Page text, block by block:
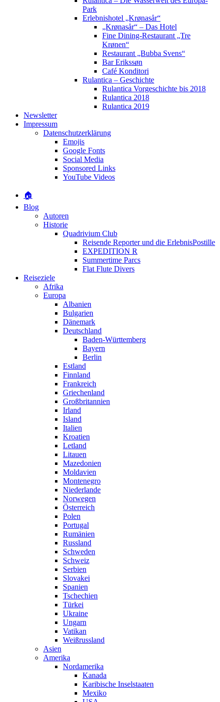
Park
Erlebnishotel „Krønasår“
„Krønasår“ – Das Hotel
Fine Dining-Restaurant „Tre
Krønen“
Restaurant „Bubba Svens“
Bar Erikssøn
Café Konditori
Rulantica – Geschichte
Rulantica Vorgeschichte bis 2018
Rulantica 2018
Rulantica 2019
Newsletter
Impressum
Datenschutzerklärung
Emojis
Google Fonts
Social Media
Sponsored Links
YouTube Videos
🏠
Blog
Autoren
Historie
Quadrivium Club
Reisende Reporter und die ErlebnisPostille
EXPEDITION R
Summertime Parcs
Flat Flute Divers
Reiseziele
Afrika
Europa
Albanien
Bulgarien
Dänemark
Deutschland
Baden-Württemberg
Bayern
Berlin
Estland
Finnland
Frankreich
Griechenland
Großbritannien
Irland
Island
Italien
Kroatien
Letland
Litauen
Mazedonien
Moldavien
Montenegro
Niederlande
Norwegen
Österreich
Polen
Portugal
Rumänien
Russland
Schweden
Schweiz
Serbien
Slovakei
Spanien
Tschechien
Türkei
Ukraine
Ungarn
Vatikan
Weißrussland
Asien
Amerika
Nordamerika
Kanada
Karibische Inselstaaten
Mexiko